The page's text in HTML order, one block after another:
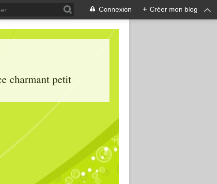
Connexion + Créer mon blog
charmant petit